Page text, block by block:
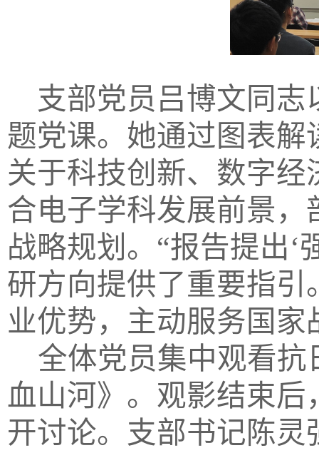
支部党员吕博文同志
题党课。她通过图表
关于科技创新、数字
合电子学科发展前景
战略规划。“报告提出‘
研方向提供了重要指引
业优势，主动服务国家
全体党员集中观看
血山河》。观影结束后
开讨论。支部书记陈